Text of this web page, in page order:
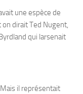
une espèce de
on dirait Ted Nugent,
qui larsenait
il représentait